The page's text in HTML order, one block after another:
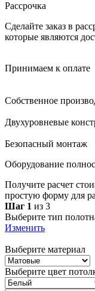
Рассрочка
Сделайте заказ в
которые являются
Принимаем к оплате
Собственное
Двухуровневые
Безопасный монтаж
Оборудование
Получите расчет
простую форму для
Шаг 1 из 3
Выберите тип
Изменить
Выберите материал
Выберите цвет